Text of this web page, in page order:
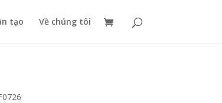
tạo Về chúng tôi